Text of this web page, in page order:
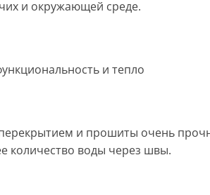
и окружающей среде.
и тепло
и прошиты очень
количество воды через швы.